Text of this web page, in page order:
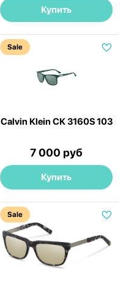
Купить
Sale
Calvin Klein CK 3160S 103
7 000 руб
Купить
Sale